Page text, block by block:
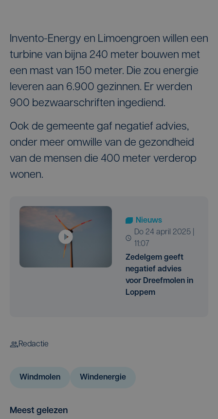
Invento-Energy en Limoengroen willen een
turbine van bijna 240 meter bouwen met
een mast van 150 meter. Die zou energie
leveren aan 6.900 gezinnen. Er werden
900 bezwaarschriften ingediend.
Ook de gemeente gaf negatief advies,
onder meer omwille van de gezondheid
van de mensen die 400 meter verderop
wonen.
Nieuws
do 24 april 2025 |
11:07
Zedelgem geeft
negatief advies
voor Dreefmolen in
Loppem
Redactie
Windmolen Windenergie
Meest gelezen